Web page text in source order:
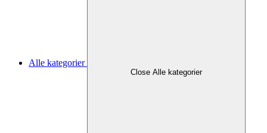
Alle kategorier
Close Alle kategorier